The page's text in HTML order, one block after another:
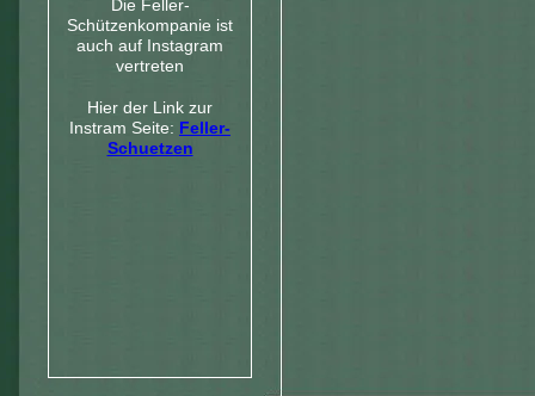
Die Feller-
Schützenkompanie ist
auch auf Instagram
vertreten
Hier der Link zur
Instram Seite: Feller-
Schuetzen